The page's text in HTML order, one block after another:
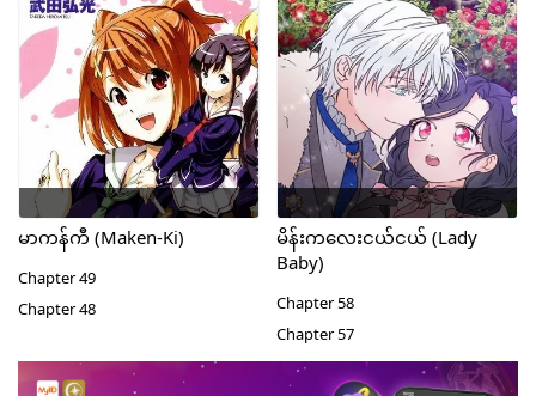
မာကန်ကီ (Maken-Ki)
Chapter 49
Chapter 48
မိန်းကလေးငယ်ငယ် (Lady
Baby)
Chapter 58
Chapter 57